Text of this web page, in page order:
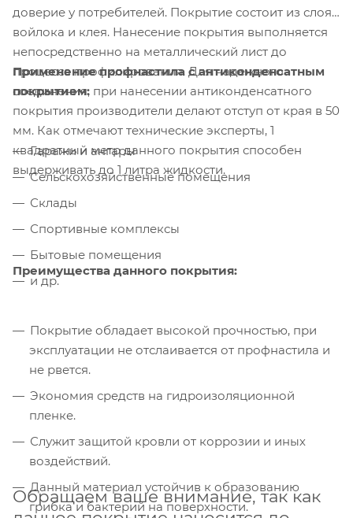
доверие у потребителей. Покрытие состоит из слоя
войлока и клея. Нанесение покрытия выполняется
непосредственно на металлический лист до
процесса профилирования. Для надежного
соединения, при нанесении антиконденсатного
покрытия производители делают отступ от края в 50
мм. Как отмечают технические эксперты, 1
квадратный метр данного покрытия способен
выдерживать до 1 литра жидкости.
Применение профнастила с антиконденсатным
покрытием:
Гаражи и ангары
Сельскохозяйственные помещения
Склады
Спортивные комплексы
Бытовые помещения
и др.
Преимущества данного покрытия:
Покрытие обладает высокой прочностью, при
эксплуатации не отслаивается от профнастила и
не рвется.
Экономия средств на гидроизоляционной
пленке.
Служит защитой кровли от коррозии и иных
воздействий.
Данный материал устойчив к образованию
грибка и бактерий на поверхности.
Обращаем ваше внимание, так как